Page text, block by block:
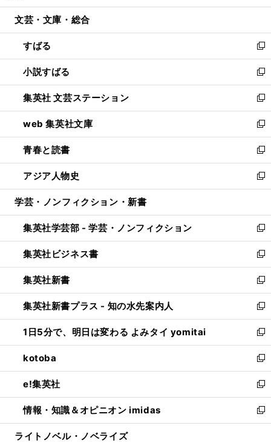
開
ウ
開
く
ン
ウ
で
開
く
ウ
ン
ド
ウ
で
開
く
文芸・文庫・総合
すばる
新
し
い
ウ
ィ
ン
ド
ウ
で
開
く
小説すばる
新
し
い
ウ
ィ
ン
ド
ウ
で
開
集英社 文芸ステーション
新
し
い
ウ
ィ
ン
ド
ウ
開
く
web 集英社文庫
新
し
い
ウ
ィ
ン
ウ
で
開
く
青春と読書
新
し
い
ウ
ン
ド
ウ
で
開
く
アジア人物史
新
し
ウ
ィ
ン
ド
ウ
で
開
く
学芸・ノンフィクション・新書
集英社学芸部 - 学芸・ノンフィクション
新
し
い
ウ
ィ
ン
ド
ウ
で
開
く
集英社ビジネス書
新
し
い
ウ
ィ
ン
ド
ウ
で
開
く
集英社新書
新
し
い
ウ
ィ
ン
ド
ウ
で
開
く
集英社新書プラス - 知の水先案内人
新
し
い
ウ
ィ
ン
ド
ウ
で
開
1日5分で、明日は変わる よみタイ yomitai
新
し
い
ウ
ィ
ン
ド
ウ
kotoba
新
し
い
ウ
ィ
ン
e!集英社
新
し
い
ウ
情報・知識＆オピニオン imidas
新
し
ライトノベル・ノベライズ